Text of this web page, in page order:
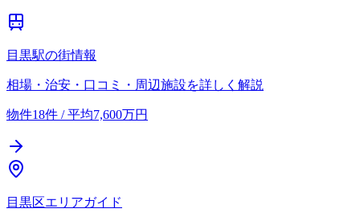
目黒駅の街情報
相場・治安・口コミ・周辺施設を詳しく解説
物件18件 / 平均7,600万円
目黒区エリアガイド